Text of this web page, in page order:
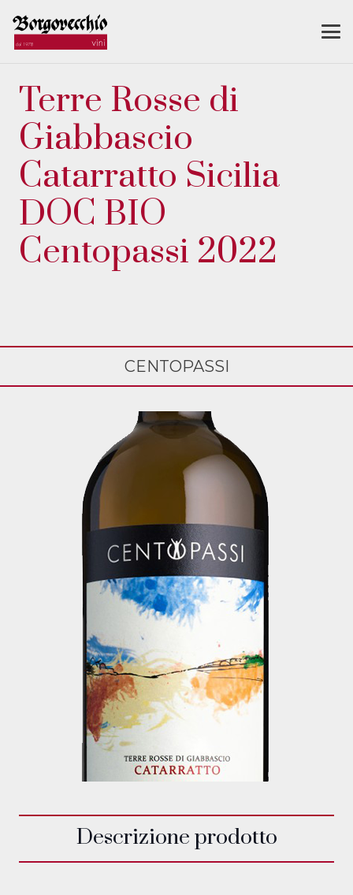
Terre Rosse di
Giabbascio
Catarratto Sicilia
DOC BIO
Centopassi 2022
CENTOPASSI
Descrizione prodotto